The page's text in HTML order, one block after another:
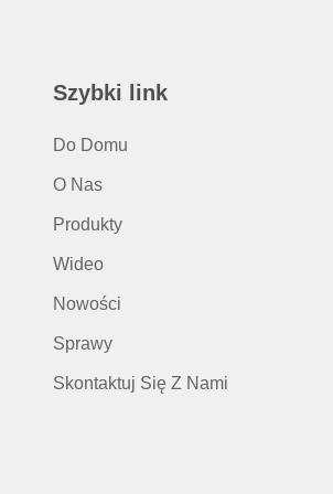
Szybki link
Do Domu
O Nas
Produkty
Wideo
Nowości
Sprawy
Skontaktuj Się Z Nami